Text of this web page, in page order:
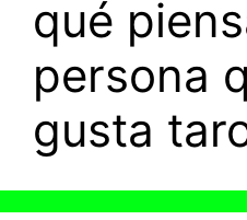
qué
persona
gusta